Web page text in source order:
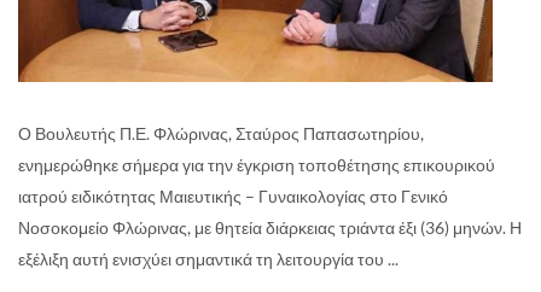
Ο Βουλευτής Π.Ε. Φλώρινας, Σταύρος Παπασωτηρίου,
ενημερώθηκε σήμερα για την έγκριση τοποθέτησης επικουρικού
ιατρού ειδικότητας Μαιευτικής – Γυναικολογίας στο Γενικό
Νοσοκομείο Φλώρινας, με θητεία διάρκειας τριάντα έξι (36) μηνών. Η
εξέλιξη αυτή ενισχύει σημαντικά τη λειτουργία του ...